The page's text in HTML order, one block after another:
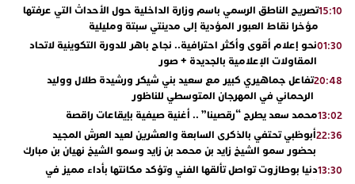
15:10تصريح الناطق الرسمي باسم وزارة الداخلية حول الأحداث التي عرفتها
مؤخرا نقاط العبور المؤدية إلى مدينتي سبتة ومليلية
01:30نحو إعلام أقوى وأكثر احترافية.. نجاح باهر للدورة التكوينية لاتحاد
المقاولات الإعلامية بالجديدة + صور
20:48تفاعل جماهيري كبير مع سعيد بني شيكر ورشيدة طلال ووليد
الرحماني في المهرجان المتوسطي للناظور
13:02محمد سعد يطرح “رقصينا” .. أغنية صيفية بإيقاعات راقصة
22:36أبوظبي تحتفي بالذكرى السابعة والعشرين لعيد العرش المجيد
بحضور سمو الشيخ زايد بن محمد بن زايد وسمو الشيخ نهيان بن مبارك
13:30دنيا بوطازوت تواصل تألقها الفني وتؤكد مكانتها بأداء مميز في